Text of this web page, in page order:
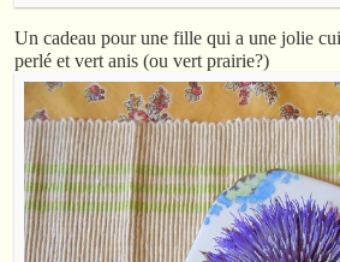
Un cadeau pour une fille qui a une jolie
perlé et vert anis (ou vert prairie?)